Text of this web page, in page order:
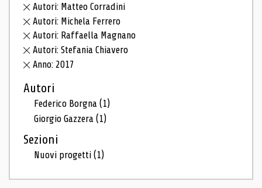
Autori: Matteo Corradini
Autori: Michela Ferrero
Autori: Raffaella Magnano
Autori: Stefania Chiavero
Anno: 2017
Autori
Federico Borgna(1)
Giorgio Gazzera(1)
Sezioni
Nuovi progetti(1)